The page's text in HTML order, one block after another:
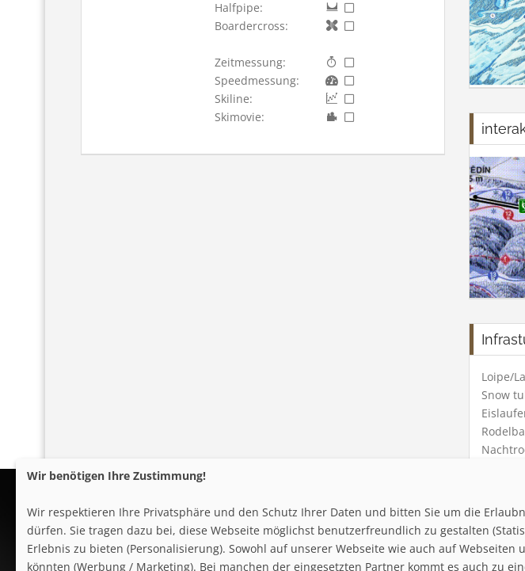
Halfpipe:
Boardercross:
Zeitmessung:
Speedmessung:
Skiline:
Skimovie:
Loipe/
Snow
Wir benötigen Ihre Zustimmung!
Wir respektieren Ihre Privatsphäre und den Schutz Ihrer Daten und bitten Sie um die
dürfen. Sie tragen dazu bei, diese Webseite möglichst benutzerfreundlich zu gestalten
Erlebnis zu bieten (Personalisierung). Sowohl auf unserer Webseite wie auch auf
könnten (Werbung / Marketing). Bei manchen der eingesetzten Partner kommt es auch zu